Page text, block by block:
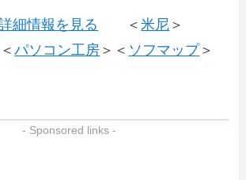
細情報を見る ＜米尼 ＞
パソコン工房 ＞＜ ソフマップ＞
- Sponsored links -